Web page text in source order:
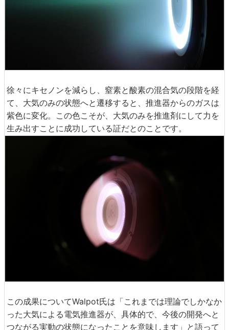
徐々にキセノンを減らし、窒素と酸素の混合気の段階を経
て、大気のみの状態へと遷移すると、推進器からのガスは
紫色に変化。この色こそが、大気のみを推進剤にして力を
生み出すことに成功している証だとのことです。
この成果についてWalpot氏は「これまでは理論でしかなか
った大気による電気推進器が、具体的で、今後の開発へと
つながる実動の状態になったことを意味します」と語って